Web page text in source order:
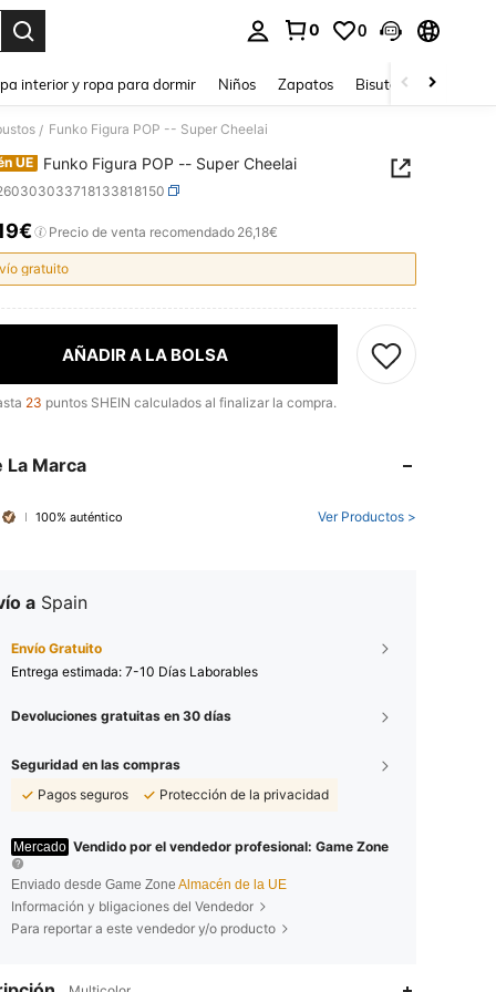
0 0
interior y ropa para dormir Niños Zapatos Bisutería Y
/ Funko Figura POP -- Super Cheelai
UE Funko Figura POP -- Super Cheelai
AND AVAILABILITY
Precio de venta recomendado 26,18€
gratuito
AÑADIR A LA BOLSA
23 puntos SHEIN calculados al finalizar la compra.
La Marca
100% auténtico Ver Productos >
a Spain
Envío Gratuito
Entrega estimada: 7-10 Días Laborables
Devoluciones gratuitas en 30 días
Seguridad en las compras
Pagos seguros
Protección de la privacidad
Mercado Vendido por el vendedor profesional: Game Zone
Enviado desde Game Zone Almacén de la UE
Información y bligaciones del Vendedor
Para reportar a este vendedor y/o producto